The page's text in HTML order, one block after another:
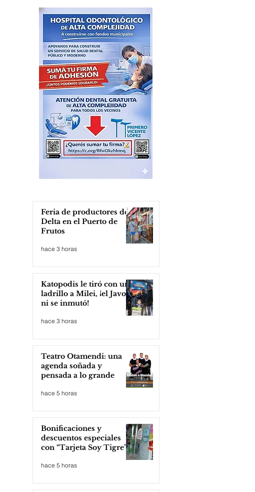
Feria de productores del
Delta en el Puerto de
Frutos
hace 3 horas
Katopodis le tiró con un
ladrillo a Milei, ¡el Javo
ni se inmutó!
hace 3 horas
Teatro Otamendi: una
agenda soñada y
pensada a lo grande
hace 5 horas
Bonificaciones y
descuentos especiales
con “Tarjeta Soy Tigre”
hace 5 horas